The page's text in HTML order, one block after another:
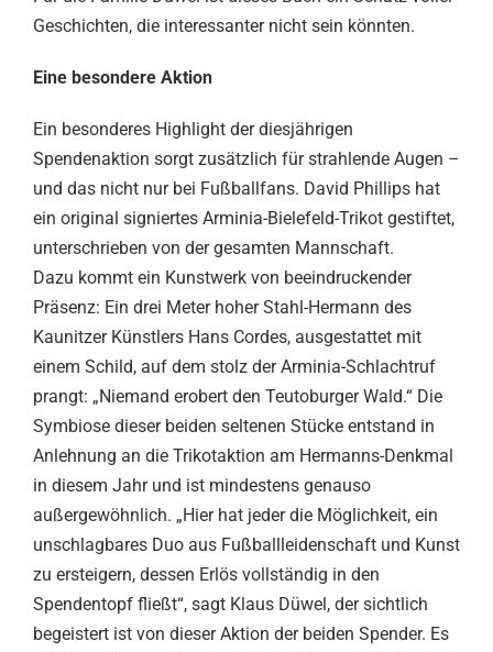
Geschichten, die interessanter nicht sein könnten.
Eine besondere Aktion
Ein besonderes Highlight der diesjährigen
Spendenaktion sorgt zusätzlich für strahlende Augen –
und das nicht nur bei Fußballfans. David Phillips hat
ein original signiertes Arminia-Bielefeld-Trikot gestiftet,
unterschrieben von der gesamten Mannschaft.
Dazu kommt ein Kunstwerk von beeindruckender
Präsenz: Ein drei Meter hoher Stahl-Hermann des
Kaunitzer Künstlers Hans Cordes, ausgestattet mit
einem Schild, auf dem stolz der Arminia-Schlachtruf
prangt: „Niemand erobert den Teutoburger Wald.“ Die
Symbiose dieser beiden seltenen Stücke entstand in
Anlehnung an die Trikotaktion am Hermanns-Denkmal
in diesem Jahr und ist mindestens genauso
außergewöhnlich. „Hier hat jeder die Möglichkeit, ein
unschlagbares Duo aus Fußballleidenschaft und Kunst
zu ersteigern, dessen Erlös vollständig in den
Spendentopf fließt“, sagt Klaus Düwel, der sichtlich
begeistert ist von dieser Aktion der beiden Spender. Es